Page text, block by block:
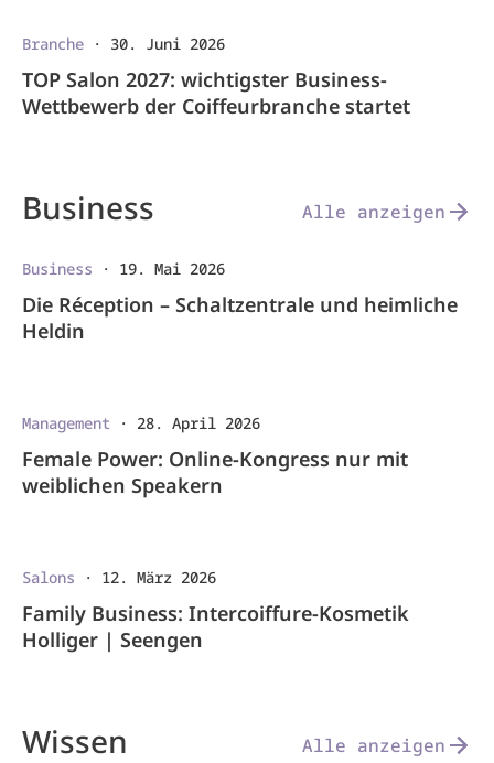
Branche · 30. Juni 2026
TOP Salon 2027: wichtigster Business-
Wettbewerb der Coiffeurbranche startet
Business Alle anzeigen
Business · 19. Mai 2026
Die Réception – Schaltzentrale und heimliche
Heldin
Management · 28. April 2026
Female Power: Online-Kongress nur mit
weiblichen Speakern
Salons · 12. März 2026
Family Business: Intercoiffure-Kosmetik
Holliger | Seengen
Wissen Alle anzeigen